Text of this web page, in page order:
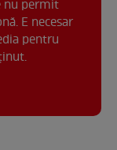
nu permit
E necesar
pentru